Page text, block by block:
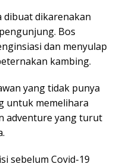
dibuat dikarenakan
Bos
dan menyulap
kambing.
yang tidak punya
untuk memelihara
adventure yang turut
sebelum Covid-19